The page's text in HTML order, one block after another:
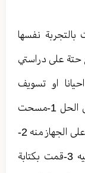
نفسها
حتة على دراستي
او تسويف
وتضييع وقاي الا انه بالدعاء هداني الله الى الحل 1-مسحت
كل ما يتعلق به من صور سابقة او ما حفظته على الجهاز منه 2-
حذفت اغلب الاصدقاء ليصعب عودتي اليه 3-قمت بكتابة